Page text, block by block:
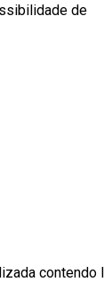
de
contendo